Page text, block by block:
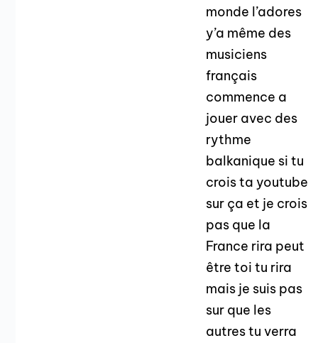
monde l’adores
y’a même des
musiciens
français
commence a
jouer avec des
rythme
balkanique si tu
crois ta youtube
sur ça et je crois
pas que la
France rira peut
être toi tu rira
mais je suis pas
sur que les
autres tu verra